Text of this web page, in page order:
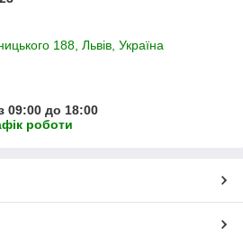
188, Львів, Україна
09:00 до 18:00
роботи